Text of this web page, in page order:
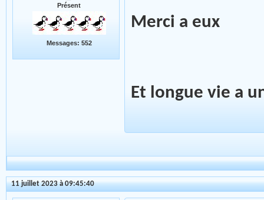
Présent
Messages: 552
Merci a eux
Et longue vie a
11 juillet 2023 à 09:45:40